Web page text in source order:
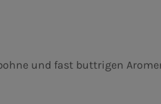
und fast buttrigen